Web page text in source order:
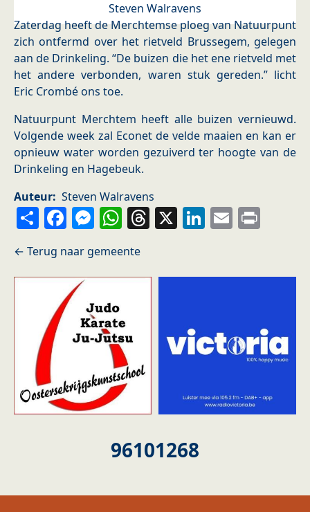
Steven Walravens
Zaterdag heeft de Merchtemse ploeg van Natuurpunt
zich ontfermd over het rietveld Brussegem, gelegen
aan de Drinkeling. “De buizen die het ene rietveld met
het andere verbonden, waren stuk gereden.” licht
Eric Crombé ons toe.
Natuurpunt Merchtem heeft alle buizen vernieuwd.
Volgende week zal Econet de velde maaien en kan er
opnieuw water worden gezuiverd ter hoogte van de
Drinkeling en Hagebeuk.
Auteur Steven Walravens
ShareFacebook
Messenger
WhatsApp
Threads
X LinkedIn
Email
96101268